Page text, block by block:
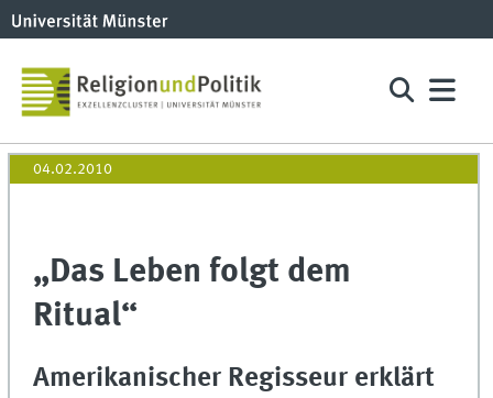
04.02.2010
„Das Leben folgt dem
Ritual“
Amerikanischer Regisseur erklärt